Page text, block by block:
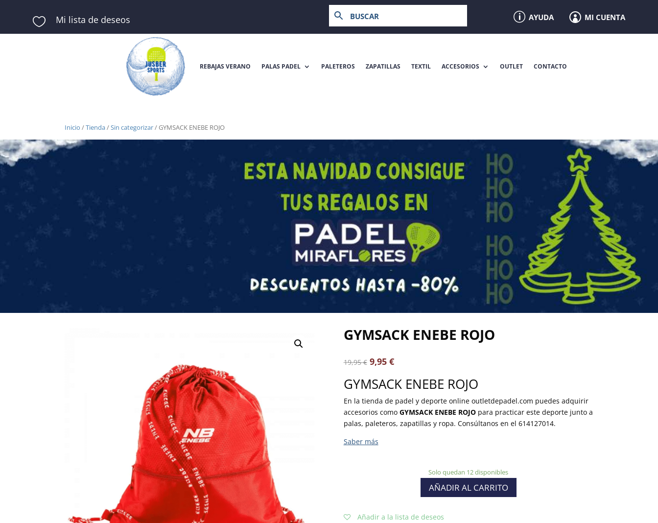
 Mi lista de deseos p AYUDA  MI CUENTA
REBAJAS VERANO PALAS PADEL PALETEROS ZAPATILLAS TEXTIL ACCESORIOS OUTLET CONTACTO
Inicio /Tienda/Sin categorizar/ GYMSACK ENEBE ROJO
GYMSACK ENEBE ROJO
19,95€ 9,95 €
GYMSACK ENEBE ROJO
En la tienda de padel y deporte online outletdepadel.com puedes adquirir
accesorios como GYMSACK ENEBE ROJOpara practicar este deporte junto a
palas, paleteros, zapatillas y ropa. Consúltanos en el 614127014.
Solo quedan 12 disponibles
AÑADIR AL CARRITO
Añadir a la lista de deseos